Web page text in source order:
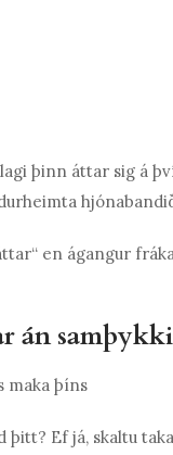
þinn áttar sig á
en ágangur
án
þitt? Ef já, skaltu